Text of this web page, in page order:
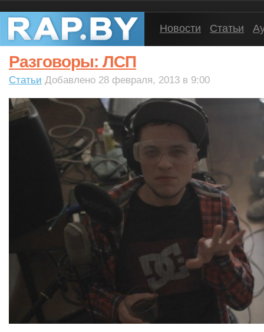
Новости Статьи
Разговоры: ЛСП
Статьи Добавлено 28 февраля, 2013 в 9:00